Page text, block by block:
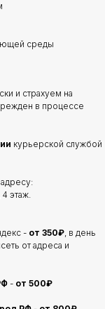
среды
и страхуем на
в процессе
курьерской службой
этаж.
- от 350₽, в день
от адреса и
- от 500₽